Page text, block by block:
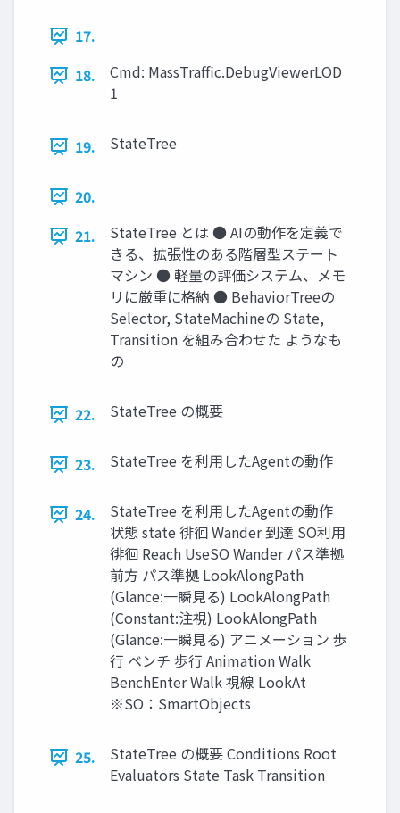
17.
18.
Cmd: MassTraﬃc.DebugViewerLOD
1
19. StateTree
20.
21.
StateTree とは ● AIの動作を定義で
きる、拡張性のある階層型ステート
マシン ● 軽量の評価システム、メモ
リに厳重に格納 ● BehaviorTreeの
Selector, StateMachineの State,
Transition を組み合わせた ようなも
の
22. StateTree の概要
23. StateTree を利用したAgentの動作
24.
StateTree を利用したAgentの動作
状態 state 徘徊 Wander 到達 SO利用
徘徊 Reach UseSO Wander パス準拠
前方 パス準拠 LookAlongPath
(Glance:一瞬見る) LookAlongPath
(Constant:注視) LookAlongPath
(Glance:一瞬見る) アニメーション 歩
行 ベンチ 歩行 Animation Walk
BenchEnter Walk 視線 LookAt
※SO：SmartObjects
25.
StateTree の概要 Conditions Root
Evaluators State Task Transition